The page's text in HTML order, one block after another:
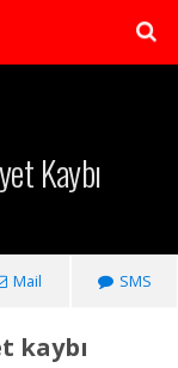
Kaybı
Mail SMS
kaybı